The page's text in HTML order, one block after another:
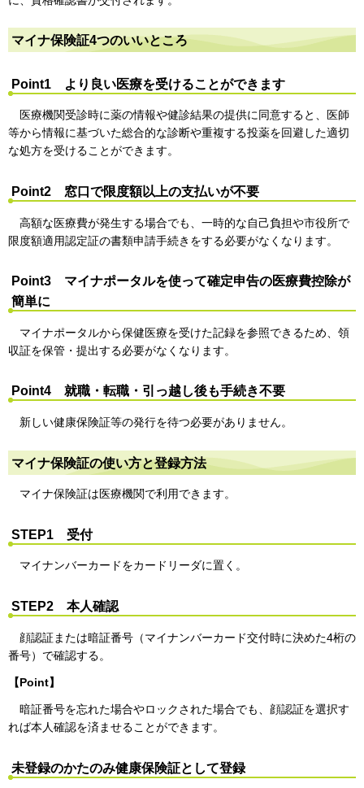
マイナ保険証4つのいいところ
Point1 より良い医療を受けることができます
医療機関受診時に薬の情報や健診結果の提供に同意すると、医師
等から情報に基づいた総合的な診断や重複する投薬を回避した適切
な処方を受けることができます。
Point2 窓口で限度額以上の支払いが不要
高額な医療費が発生する場合でも、一時的な自己負担や市役所で
限度額適用認定証の書類申請手続きをする必要がなくなります。
Point3 マイナポータルを使って確定申告の医療費控除が
簡単に
マイナポータルから保健医療を受けた記録を参照できるため、領
収証を保管・提出する必要がなくなります。
Point4 就職・転職・引っ越し後も手続き不要
新しい健康保険証等の発行を待つ必要がありません。
マイナ保険証の使い方と登録方法
マイナ保険証は医療機関で利用できます。
STEP1 受付
マイナンバーカードをカードリーダに置く。
STEP2 本人確認
顔認証または暗証番号（マイナンバーカード交付時に決めた4桁の
番号）で確認する。
【Point】
暗証番号を忘れた場合やロックされた場合でも、顔認証を選択す
れば本人確認を済ませることができます。
未登録のかたのみ健康保険証として登録